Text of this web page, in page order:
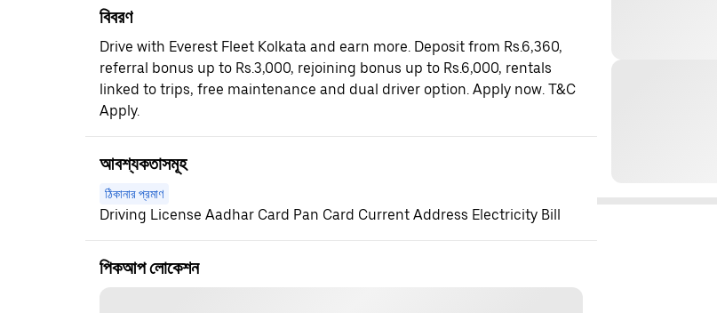
বিবরণ
Drive with Everest Fleet Kolkata and earn more. Deposit from Rs.6,360,
referral bonus up to Rs.3,000, rejoining bonus up to Rs.6,000, rentals
linked to trips, free maintenance and dual driver option. Apply now. T&C
Apply.
আবশ্যকতাসমূহ
ঠিকানার প্রমাণ
Driving License Aadhar Card Pan Card Current Address Electricity Bill
পিকআপ লোকেশন